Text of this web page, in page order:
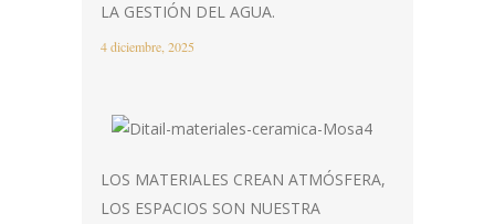
LA GESTIÓN DEL AGUA.
4 diciembre, 2025
LOS MATERIALES CREAN ATMÓSFERA,
LOS ESPACIOS SON NUESTRA